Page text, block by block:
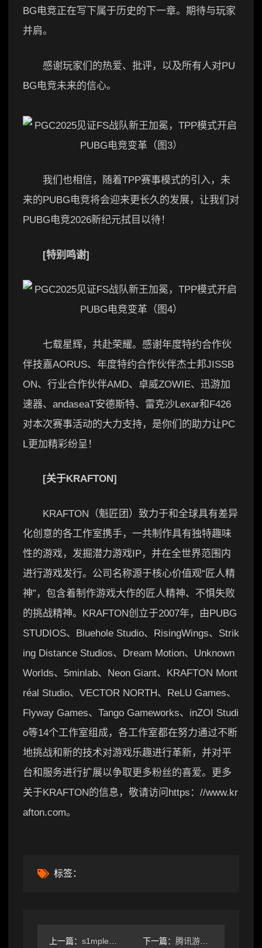
BG电竞正在写下属于历史的下一章。期待与玩家
并肩。
感谢玩家们的热爱、批评，以及所有人对PU
BG电竞未来的信心。
我们也相信，随着TPP赛事模式的引入，未
来的PUBG电竞将会迎来更长久的发展，让我们对
PUBG电竞2026新纪元拭目以待！
[特别鸣谢]
七载星辉，共赴荣耀。感谢年度特约合作伙
伴技嘉AORUS、年度特约合作伙伴杰士邦JISSB
ON、行业合作伙伴AMD、卓威ZOWIE、迅游加
速器、andaseaT安德斯特、雷克沙Lexar和F426
对本次赛事活动的大力支持，是你们的助力让PC
L更加精彩纷呈！
[关于KRAFTON]
KRAFTON（魁匠团）致力于和全球具有差异
化创意的各工作室携手，一共制作具有独特趣味
性的游戏，发掘潜力游戏IP，并在全世界范围内
进行游戏发行。公司名称源于核心价值观“匠人精
神”，包含着制作游戏大作的匠人精神、不惧失败
的挑战精神。KRAFTON创立于2007年，由PUBG
STUDIOS、Bluehole Studio、RisingWings、Strik
ing Distance Studios、Dream Motion、Unknown
Worlds、5minlab、Neon Giant、KRAFTON Mont
réal Studio、VECTOR NORTH、ReLU Games、
Flyway Games、Tango Gameworks、inZOI Studi
o等14个工作室组成，各工作室都在努力通过不断
地挑战和新的技术对游戏乐趣进行革新，并对平
台和服务进行扩展以争取更多粉丝的喜爱。更多
关于KRAFTON的信息，敬请访问https：//www.kr
afton.com。
标签：
上一篇： s1mple宣布恢复系统训练，全力备战2026 下一篇： 腾讯游戏VISVISE于SIGGRAPH Asia发布业界首